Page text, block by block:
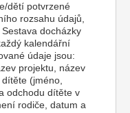
dětí potvrzené
rozsahu údajů,
docházky
kalendářní
údaje jsou:
projektu, název
(jméno,
odchodu dítěte v
rodiče, datum a